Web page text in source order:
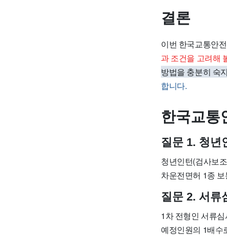
결론
이번 한국교통안
과 조건을 고려해
방법을 충분히 숙
합니다.
한국교통
질문 1. 청년
청년인턴(검사보
차운전면허 1종
질문 2. 서류
1차 전형인 서류
예정인원의 1배수